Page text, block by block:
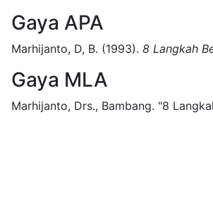
Gaya APA
Marhijanto, D, B. (1993). 8 Langkah
Gaya MLA
Marhijanto, Drs., Bambang. "8